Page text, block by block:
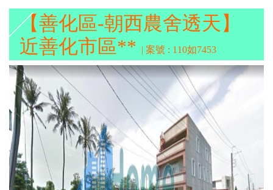
【善化區-朝西農舍透天】
近善化市區** | 案號 : 110如7453